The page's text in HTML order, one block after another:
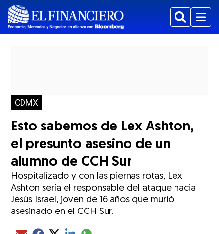
BuscarMenu
CDMX
Esto sabemos de Lex Ashton,
el presunto asesino de un
alumno de CCH Sur
Hospitalizado y con las piernas rotas, Lex
Ashton sería el responsable del ataque hacia
Jesús Israel, joven de 16 años que murió
asesinado en el CCH Sur.